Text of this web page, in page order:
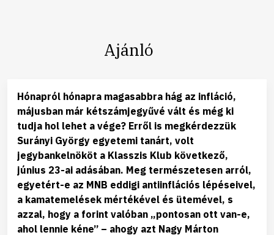
Ajánló
Hónapról hónapra magasabbra hág az infláció,
májusban már kétszámjegyűvé vált és még ki
tudja hol lehet a vége? Erről is megkérdezzük
Surányi György egyetemi tanárt, volt
jegybankelnököt a Klasszis Klub következő,
június 23-ai adásában. Meg természetesen arról,
egyetért-e az MNB eddigi antiinflációs lépéseivel,
a kamatemelések mértékével és ütemével, s
azzal, hogy a forint valóban „pontosan ott van-e,
ahol lennie kéne” – ahogy azt Nagy Márton